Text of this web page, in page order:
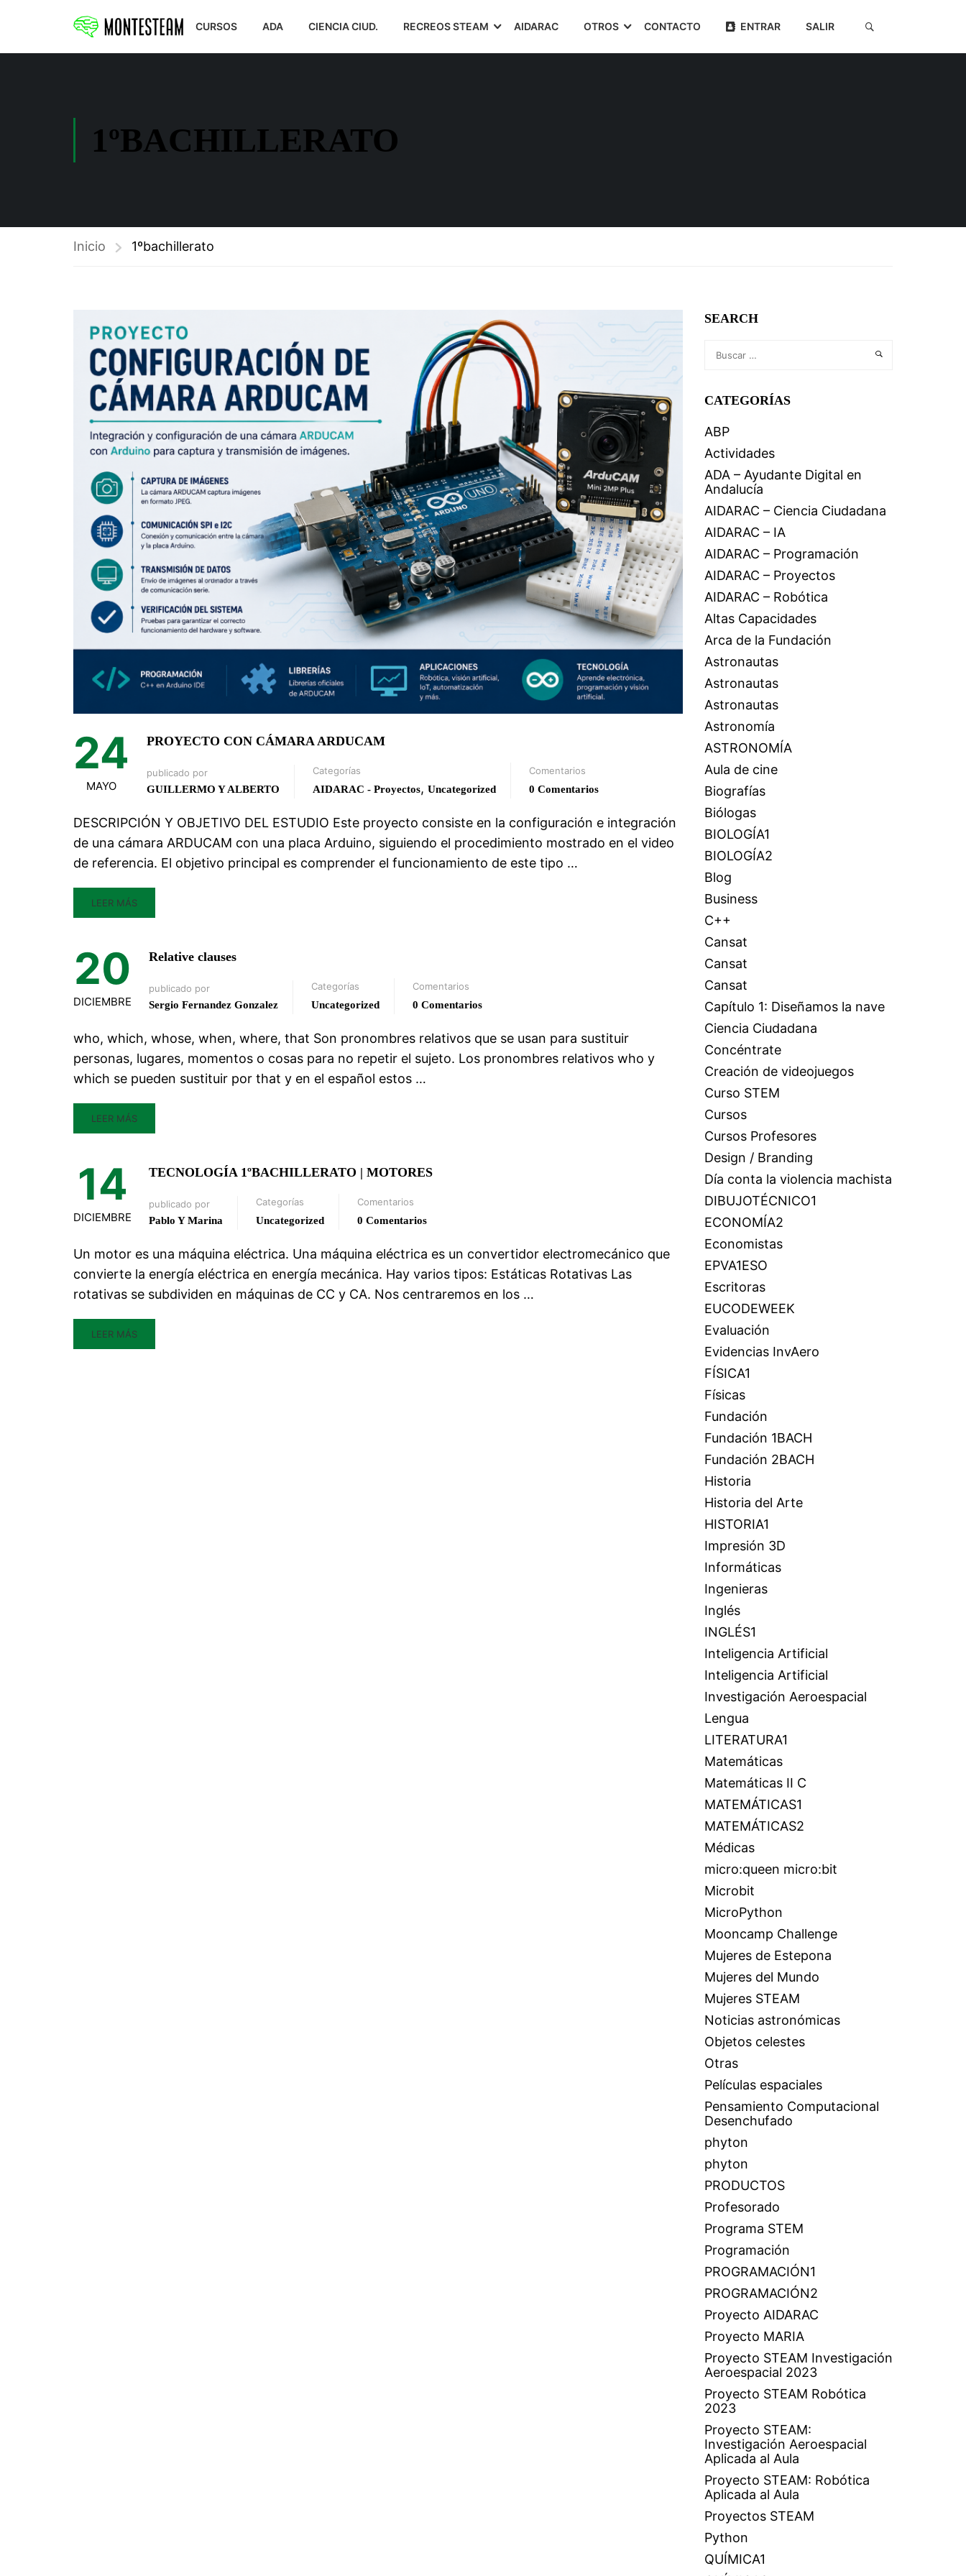
CURSOS ADA CIENCIA CIUD. RECREOS STEAM AIDARAC OTROS CONTACTO ENTRAR SALIR
1ºBACHILLERATO
Inicio 1ºbachillerato
24
MAYO
PROYECTO CON CÁMARA ARDUCAM
publicado por
GUILLERMO Y ALBERTO
Categorías
AIDARAC - Proyectos, Uncategorized
Comentarios
0 Comentarios
DESCRIPCIÓN Y OBJETIVO DEL ESTUDIO Este proyecto consiste en la configuración e integración
de una cámara ARDUCAM con una placa Arduino, siguiendo el procedimiento mostrado en el video
de referencia. El objetivo principal es comprender el funcionamiento de este tipo …
LEER MÁS
20
DICIEMBRE
Relative clauses
publicado por
Sergio Fernandez Gonzalez
Categorías
Uncategorized
Comentarios
0 Comentarios
who, which, whose, when, where, that Son pronombres relativos que se usan para sustituir
personas, lugares, momentos o cosas para no repetir el sujeto. Los pronombres relativos who y
which se pueden sustituir por that y en el español estos …
LEER MÁS
14
DICIEMBRE
TECNOLOGÍA 1ºBACHILLERATO | MOTORES
publicado por
Pablo Y Marina
Categorías
Uncategorized
Comentarios
0 Comentarios
Un motor es una máquina eléctrica. Una máquina eléctrica es un convertidor electromecánico que
convierte la energía eléctrica en energía mecánica. Hay varios tipos: Estáticas Rotativas Las
rotativas se subdividen en máquinas de CC y CA. Nos centraremos en los …
LEER MÁS
SEARCH
CATEGORÍAS
ABP
Actividades
ADA – Ayudante Digital en
Andalucía
AIDARAC – Ciencia Ciudadana
AIDARAC – IA
AIDARAC – Programación
AIDARAC – Proyectos
AIDARAC – Robótica
Altas Capacidades
Arca de la Fundación
Astronautas
Astronautas
Astronautas
Astronomía
ASTRONOMÍA
Aula de cine
Biografías
Biólogas
BIOLOGÍA1
BIOLOGÍA2
Blog
Business
C++
Cansat
Cansat
Cansat
Capítulo 1: Diseñamos la nave
Ciencia Ciudadana
Concéntrate
Creación de videojuegos
Curso STEM
Cursos
Cursos Profesores
Design / Branding
Día conta la violencia machista
DIBUJOTÉCNICO1
ECONOMÍA2
Economistas
EPVA1ESO
Escritoras
EUCODEWEEK
Evaluación
Evidencias InvAero
FÍSICA1
Físicas
Fundación
Fundación 1BACH
Fundación 2BACH
Historia
Historia del Arte
HISTORIA1
Impresión 3D
Informáticas
Ingenieras
Inglés
INGLÉS1
Inteligencia Artificial
Inteligencia Artificial
Investigación Aeroespacial
Lengua
LITERATURA1
Matemáticas
Matemáticas II C
MATEMÁTICAS1
MATEMÁTICAS2
Médicas
micro:queen micro:bit
Microbit
MicroPython
Mooncamp Challenge
Mujeres de Estepona
Mujeres del Mundo
Mujeres STEAM
Noticias astronómicas
Objetos celestes
Otras
Películas espaciales
Pensamiento Computacional
Desenchufado
phyton
phyton
PRODUCTOS
Profesorado
Programa STEM
Programación
PROGRAMACIÓN1
PROGRAMACIÓN2
Proyecto AIDARAC
Proyecto MARIA
Proyecto STEAM Investigación
Aeroespacial 2023
Proyecto STEAM Robótica
2023
Proyecto STEAM:
Investigación Aeroespacial
Aplicada al Aula
Proyecto STEAM: Robótica
Aplicada al Aula
Proyectos STEAM
Python
QUÍMICA1